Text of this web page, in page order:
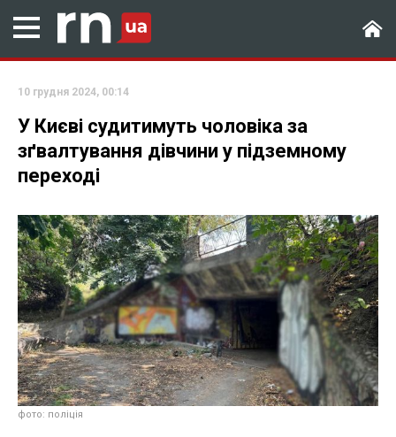
10 грудня 2024, 00:14
У Києві судитимуть чоловіка за
зґвалтування дівчини у підземному
переході
фото: поліція